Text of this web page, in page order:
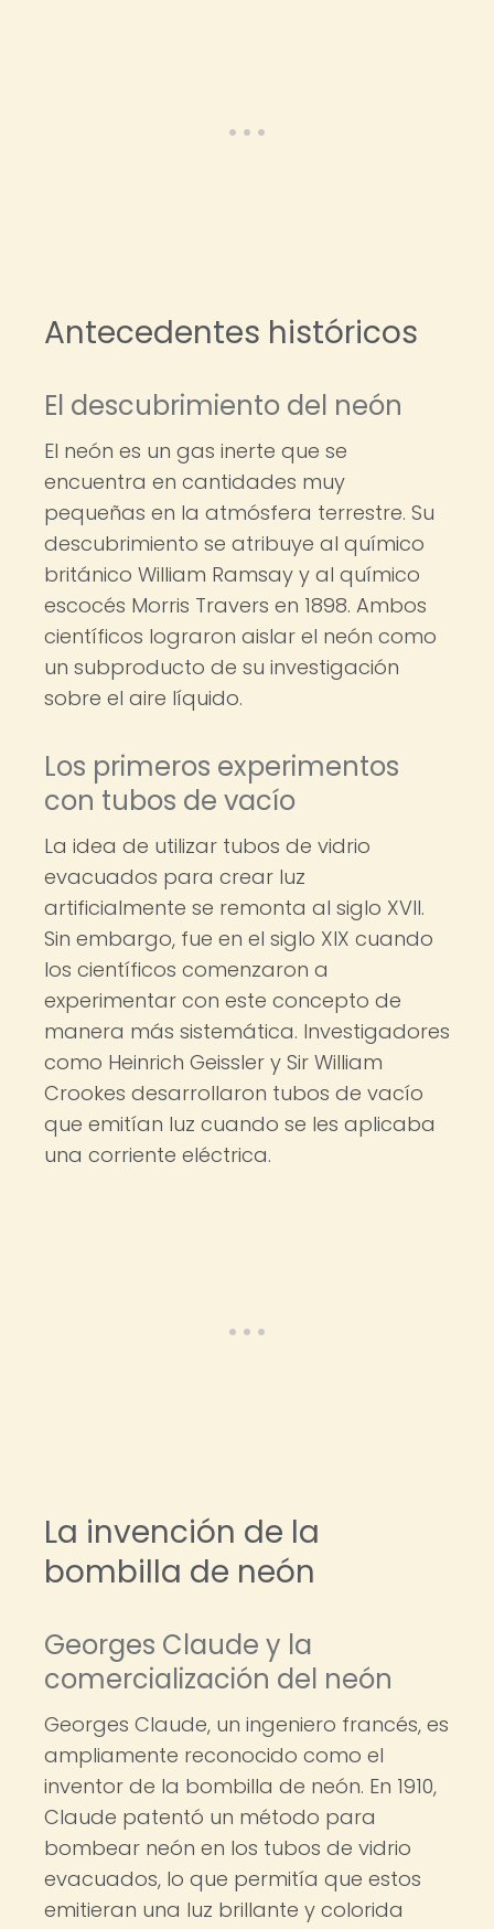
Antecedentes históricos
El descubrimiento del neón
El neón es un gas inerte que se
encuentra en cantidades muy
pequeñas en la atmósfera terrestre. Su
descubrimiento se atribuye al químico
británico William Ramsay y al químico
escocés Morris Travers en 1898. Ambos
científicos lograron aislar el neón como
un subproducto de su investigación
sobre el aire líquido.
Los primeros experimentos
con tubos de vacío
La idea de utilizar tubos de vidrio
evacuados para crear luz
artificialmente se remonta al siglo XVII.
Sin embargo, fue en el siglo XIX cuando
los científicos comenzaron a
experimentar con este concepto de
manera más sistemática. Investigadores
como Heinrich Geissler y Sir William
Crookes desarrollaron tubos de vacío
que emitían luz cuando se les aplicaba
una corriente eléctrica.
La invención de la
bombilla de neón
Georges Claude y la
comercialización del neón
Georges Claude, un ingeniero francés, es
ampliamente reconocido como el
inventor de la bombilla de neón. En 1910,
Claude patentó un método para
bombear neón en los tubos de vidrio
evacuados, lo que permitía que estos
emitieran una luz brillante y colorida